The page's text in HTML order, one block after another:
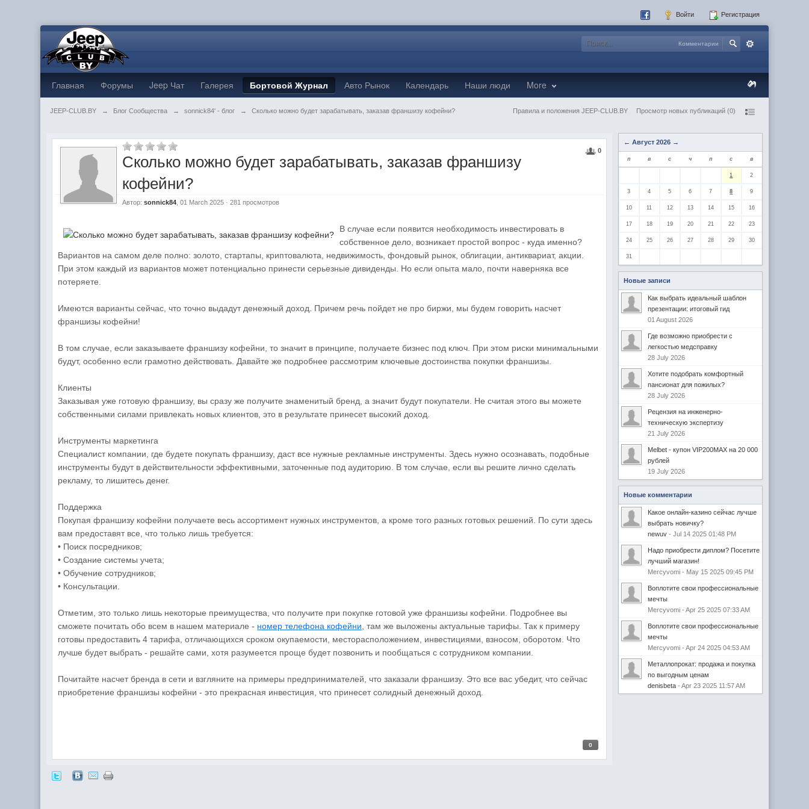
Войти Регистрация
Комментарии
Главная Форумы Jeep Чат Галерея Бортовой Журнал Авто Рынок Календарь Наши люди More
JEEP-CLUB.BY → Блог Сообщества → sonnick84' - блог → Сколько можно будет зарабатывать, заказав франшизу кофейни? Правила и положения JEEP-CLUB.BY Просмотр новых публикаций (0)
0
Сколько можно будет зарабатывать, заказав франшизу
кофейни?
Автор:sonnick84 , 01 March 2025 · 281 просмотров
В случае если появится необходимость инвестировать в
собственное дело, возникает простой вопрос - куда именно?
Вариантов на самом деле полно: золото, стартапы, криптовалюта, недвижимость, фондовый рынок, облигации, антиквариат, акции.
При этом каждый из вариантов может потенциально принести серьезные дивиденды. Но если опыта мало, почти наверняка все
потеряете.
Имеются варианты сейчас, что точно выдадут денежный доход. Причем речь пойдет не про биржи, мы будем говорить насчет
франшизы кофейни!
В том случае, если заказываете франшизу кофейни, то значит в принципе, получаете бизнес под ключ. При этом риски минимальными
будут, особенно если грамотно действовать. Давайте же подробнее рассмотрим ключевые достоинства покупки франшизы.
Клиенты
Заказывая уже готовую франшизу, вы сразу же получите знаменитый бренд, а значит будут покупатели. Не считая этого вы можете
собственными силами привлекать новых клиентов, это в результате принесет высокий доход.
Инструменты маркетинга
Специалист компании, где будете покупать франшизу, даст все нужные рекламные инструменты. Здесь нужно осознавать, подобные
инструменты будут в действительности эффективными, заточенные под аудиторию. В том случае, если вы решите лично сделать
рекламу, то лишитесь денег.
Поддержка
Покупая франшизу кофейни получаете весь ассортимент нужных инструментов, а кроме того разных готовых решений. По сути здесь
вам предоставят все, что только лишь требуется:
• Поиск посредников;
• Создание системы учета;
• Обучение сотрудников;
• Консультации.
Отметим, это только лишь некоторые преимущества, что получите при покупке готовой уже франшизы кофейни. Подробнее вы
сможете почитать обо всем в нашем материале - номер телефона кофейни , там же выложены актуальные тарифы. Так к примеру
готовы предоставить 4 тарифа, отличающихся сроком окупаемости, месторасположением, инвестициями, взносом, оборотом. Что
лучше будет выбрать - решайте сами, хотя разумеется проще будет позвонить и пообщаться с сотрудником компании.
Почитайте насчет бренда в сети и взгляните на примеры предпринимателей, что заказали франшизу. Это все вас убедит, что сейчас
приобретение франшизы кофейни - это прекрасная инвестиция, что принесет солидный денежный доход.
0
← Август 2026 →
п в с ч п с в
1 2
3 4 5 6 7 8 9
10 11 12 13 14 15 16
17 18 19 20 21 22 23
24 25 26 27 28 29 30
31
Новые записи
Как выбрать идеальный шаблон
презентации: итоговый гид
01 August 2026
Где возможно приобрести с
легкостью медсправку
28 July 2026
Хотите подобрать комфортный
пансионат для пожилых?
28 July 2026
Рецензия на инженерно-
техническую экспертизу
21 July 2026
Melbet - купон VIP200MAX на 20 000
рублей
19 July 2026
Новые комментарии
Какое онлайн-казино сейчас лучше
выбрать новичку?
newuv- Jul 14 2025 01:48 PM
Надо приобрести диплом? Посетите
лучший магазин!
Mercyvomi - May 15 2025 09:45 PM
Воплотите свои профессиональные
мечты
Mercyvomi - Apr 25 2025 07:33 AM
Воплотите свои профессиональные
мечты
Mercyvomi - Apr 24 2025 04:53 AM
Металлопрокат: продажа и покупка
по выгодным ценам
denisbeta- Apr 23 2025 11:57 AM